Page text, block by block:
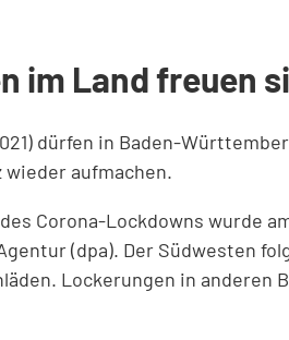
im Land freuen
dürfen in Baden-
wieder aufmachen.
Corona-Lockdowns wurde
(dpa). Der Südwesten
Lockerungen in anderen